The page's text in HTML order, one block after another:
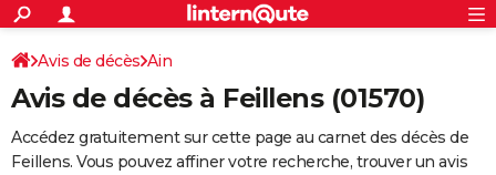
ACTUALITÉS
Politique
Société
Faits Divers
Education
Monde
Villes
+
SPORT
Coupe du monde 2026
Football
Tennis
Cyclisme
Rugby
Forum
Programme TV
TNT
Streaming
Cinéma
Sorties cinéma
Musique
+
FINANCE
Avis de décès Ain
Avis de décès à Feillens (01570)
Accédez gratuitement sur cette page au carnet des décès de
Feillens. Vous pouvez affiner votre recherche, trouver un avis